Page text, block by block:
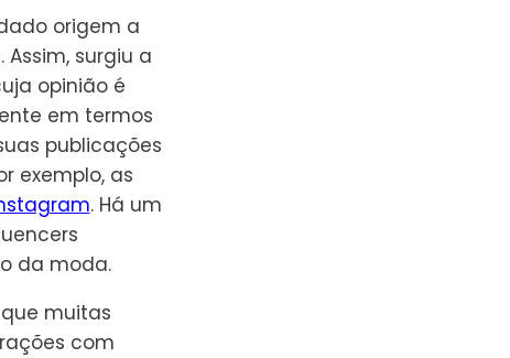
origem a
surgiu a
opinião é
em termos
publicações
exemplo, as
. Há um
da moda.
muitas
com